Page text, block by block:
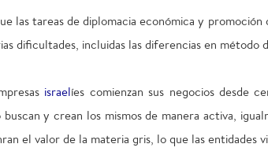
las tareas de diplomacia económica y
dificultades, incluidas las diferencias en método
israelíes comienzan sus negocios desde
y crean los mismos de manera activa,
el valor de la materia gris, lo que las entidades